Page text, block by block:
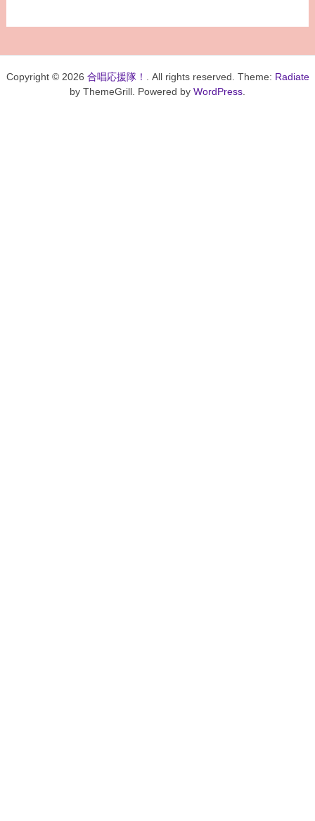
Copyright © 2026 合唱応援隊！ . All rights reserved. Theme: Radiate
by ThemeGrill. Powered by WordPress